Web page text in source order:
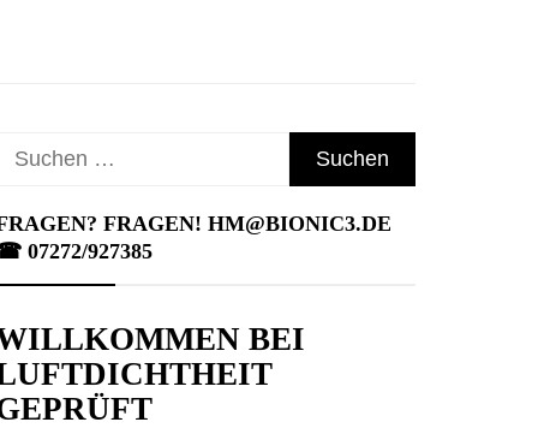
Suchen
FRAGEN! HM@BIONIC3.DE
07272/927385
BEI
Sie sehen gerade
einen
Platzhalterinhalt von
YouTube